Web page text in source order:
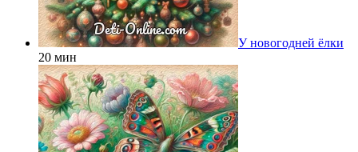
У новогодней ёлки
20 мин